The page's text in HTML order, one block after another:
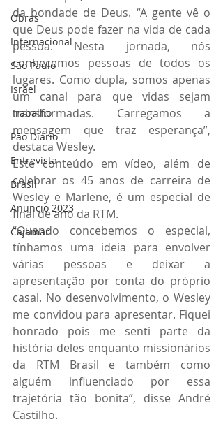
Obras
Internacional
São Paulo
Israel
Trabalho
Pão Diário
Entrevista
Brasil
Anuncio 2023
Cajamar
da bondade de Deus. “A gente vê o
que Deus pode fazer na vida de cada
pessoa. Nesta jornada, nós
conhecemos pessoas de todos os
lugares. Como dupla, somos apenas
um canal para que vidas sejam
transformadas. Carregamos a
mensagem que traz esperança”,
destaca Wesley.
Este conteúdo em vídeo, além de
celebrar os 45 anos de carreira de
Wesley e Marlene, é um especial de
final de ano da RTM.
“Quando concebemos o especial,
tínhamos uma ideia para envolver
várias pessoas e deixar a
apresentação por conta do próprio
casal. No desenvolvimento, o Wesley
me convidou para apresentar. Fiquei
honrado pois me senti parte da
história deles enquanto missionários
da RTM Brasil e também como
alguém influenciado por essa
trajetória tão bonita”, disse André
Castilho.